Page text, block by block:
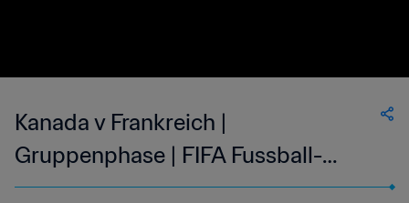
Kanada v Frankreich |
Gruppenphase | FIFA Fussball-
Weltmeisterschaft Mexico 1986™ |